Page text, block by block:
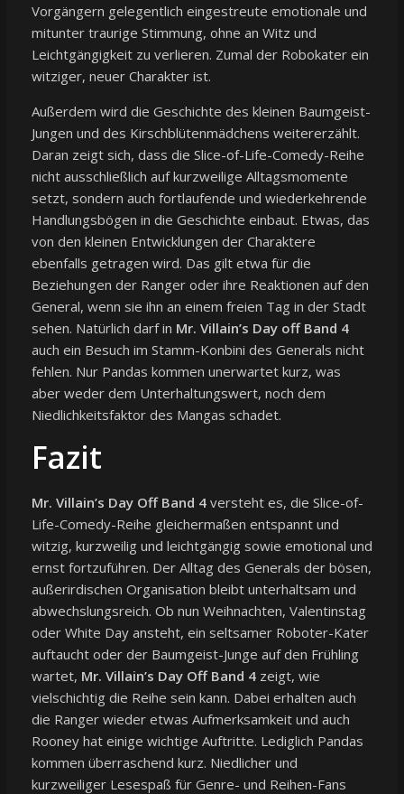
Vorgängern gelegentlich eingestreute emotionale und
mitunter traurige Stimmung, ohne an Witz und
Leichtgängigkeit zu verlieren. Zumal der Robokater ein
witziger, neuer Charakter ist.
Außerdem wird die Geschichte des kleinen Baumgeist-
Jungen und des Kirschblütenmädchens weitererzählt.
Daran zeigt sich, dass die Slice-of-Life-Comedy-Reihe
nicht ausschließlich auf kurzweilige Alltagsmomente
setzt, sondern auch fortlaufende und wiederkehrende
Handlungsbögen in die Geschichte einbaut. Etwas, das
von den kleinen Entwicklungen der Charaktere
ebenfalls getragen wird. Das gilt etwa für die
Beziehungen der Ranger oder ihre Reaktionen auf den
General, wenn sie ihn an einem freien Tag in der Stadt
sehen. Natürlich darf in Mr. Villain’s Day off Band 4
auch ein Besuch im Stamm-Konbini des Generals nicht
fehlen. Nur Pandas kommen unerwartet kurz, was
aber weder dem Unterhaltungswert, noch dem
Niedlichkeitsfaktor des Mangas schadet.
Fazit
Mr. Villain’s Day Off Band 4versteht es, die Slice-of-
Life-Comedy-Reihe gleichermaßen entspannt und
witzig, kurzweilig und leichtgängig sowie emotional und
ernst fortzuführen. Der Alltag des Generals der bösen,
außerirdischen Organisation bleibt unterhaltsam und
abwechslungsreich. Ob nun Weihnachten, Valentinstag
oder White Day ansteht, ein seltsamer Roboter-Kater
auftaucht oder der Baumgeist-Junge auf den Frühling
wartet, Mr. Villain’s Day Off Band 4zeigt, wie
vielschichtig die Reihe sein kann. Dabei erhalten auch
die Ranger wieder etwas Aufmerksamkeit und auch
Rooney hat einige wichtige Auftritte. Lediglich Pandas
kommen überraschend kurz. Niedlicher und
kurzweiliger Lesespaß für Genre- und Reihen-Fans